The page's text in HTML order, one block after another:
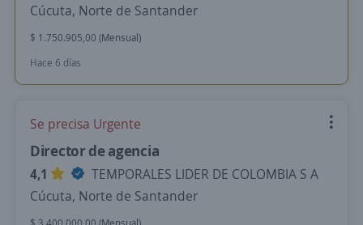
Cúcuta, Norte de Santander
$ 1.750.905,00 (Mensual)
Hace 6 días
Se precisa Urgente
Director de agencia
4,1
TEMPORALES LIDER DE COLOMBIA S A
Cúcuta, Norte de Santander